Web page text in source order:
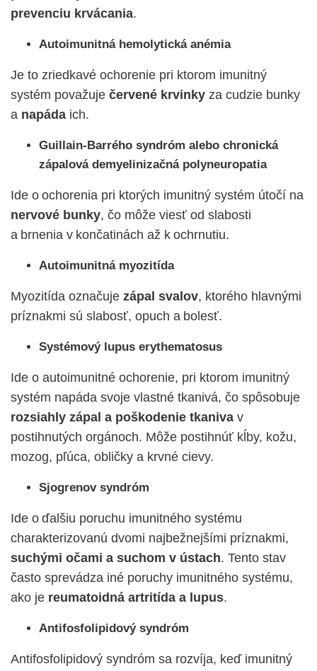
prevenciu krvácania.
Autoimunitná hemolytická anémia
Je to zriedkavé ochorenie pri ktorom imunitný
systém považuje červené krvinky za cudzie bunky
a napáda ich.
Guillain-Barrého syndróm alebo chronická
zápalová demyelinizačná polyneuropatia
Ide o ochorenia pri ktorých imunitný systém útočí na
nervové bunky, čo môže viesť od slabosti
a brnenia v končatinách až k ochrnutiu.
Autoimunitná myozitída
Myozitída označuje zápal svalov, ktorého hlavnými
príznakmi sú slabosť, opuch a bolesť.
Systémový lupus erythematosus
Ide o autoimunitné ochorenie, pri ktorom imunitný
systém napáda svoje vlastné tkanivá, čo spôsobuje
rozsiahly zápal a poškodenie tkaniva v
postihnutých orgánoch. Môže postihnúť kĺby, kožu,
mozog, pľúca, obličky a krvné cievy.
Sjogrenov syndróm
Ide o ďalšiu poruchu imunitného systému
charakterizovanú dvomi najbežnejšími príznakmi,
suchými očami a suchom v ústach. Tento stav
často sprevádza iné poruchy imunitného systému,
ako je reumatoidná artritída a lupus.
Antifosfolipidový syndróm
Antifosfolipidový syndróm sa rozvíja, keď imunitný